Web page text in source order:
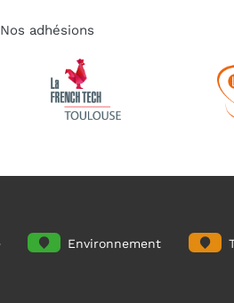
Nos adhésions
Environnement